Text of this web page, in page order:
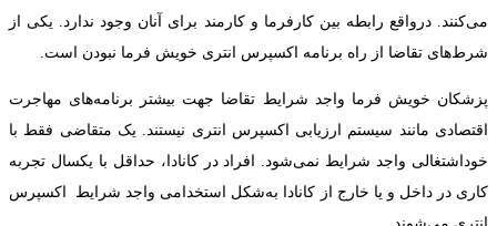
می‌کنند. درواقع رابطه بین کارفرما و کارمند برای آنان وجود ندارد. یکی از
شرط‌های تقاضا از راه برنامه اکسپرس انتری خویش فرما نبودن است.
پزشکان خویش فرما واجد شرایط تقاضا جهت بیشتر برنامه‌های مهاجرت
اقتصادی مانند سیستم ارزیابی اکسپرس انتری نیستند. یک متقاضی فقط با
خوداشتغالی واجد شرایط نمی‌شود. افراد در کانادا، حداقل با یکسال تجربه
کاری در داخل و یا خارج از کانادا به‌شکل استخدامی واجد شرایط اکسپرس